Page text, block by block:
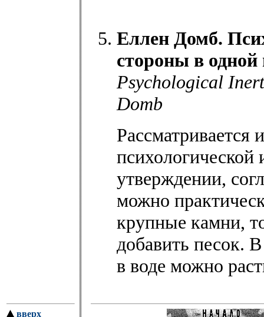
Еллен Домб.
стороны в одной
Psychological
Domb
Рассматривается
утверждении,
можно
крупные камни,
добавить песок.
в воде можно
вверх